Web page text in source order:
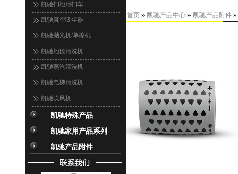
您现在的位置： 首页 » 凯驰产品中心 » 凯驰产品附件 »
凯驰扫地清扫车
凯驰真空吸尘器
凯驰抛光机/单擦机
凯驰地毯清洗机
凯驰蒸汽清洗机
凯驰电梯清洗机
凯驰吹风机
凯驰特殊产品
凯驰家用产品系列
凯驰产品附件